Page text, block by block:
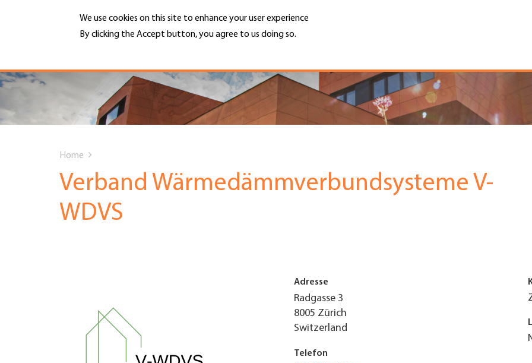
We use cookies on this site to enhance your user experience
By clicking the Accept button, you agree to us doing so.
Hauptnavigation
PORTRAIT
DIENSTLEISTUNGEN
MITGLIEDSCHAFT
MENU
Top
Menu
are
here
Home
Verband Wärmedämmverbundsysteme V-
WDVS
Adresse
Radgasse 3
8005 Zürich
Switzerland
Telefon